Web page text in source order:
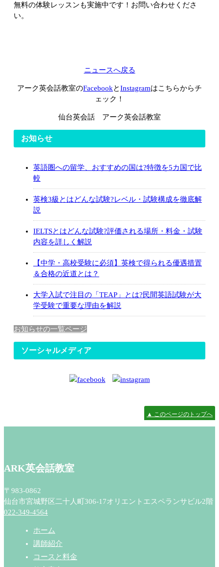
無料の体験レッスンも実施中です！お問い合わせくださ
い。
ニュースへ戻る
アーク英会話教室のFacebookとInstagramはこちらからチ
ェック！
仙台英会話 アーク英会話教室
お知らせ
英語圏への留学、おすすめの国は?特徴を5カ国で比
較
英検3級とはどんな試験?レベル・試験構成を徹底解
説
IELTSとはどんな試験?評価される場所・料金・試験
内容を詳しく解説
【中学・高校受験に必須】英検で得られる優遇措置
＆合格の近道とは？
大学入試で注目の「TEAP」とは?民間英語試験が大
学受験で重要な理由を解説
お知らせの一覧ページ
ソーシャルメディア
▲ このページのトップへ
ARK英会話教室
〒983-0862
仙台市宮城野区二十人町306-17オリエントエスペランサビル2階
022-349-4564
ホーム
講師紹介
コースと料金